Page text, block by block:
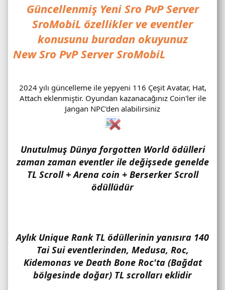
Güncellenmiş Yeni Sro PvP Server
SroMobiL özellikler ve eventler
konusunu buradanokuyunuz
New Sro PvP Server SroMobiL
2024 yılı güncelleme ile yepyeni 116 Çeşit Avatar, Hat,
Attach eklenmiştir. Oyundan kazanacağınız Coin'ler ile
Jangan NPC'den alabilirsiniz
Unutulmuş Dünya forgotten World ödülleri
zaman zaman eventler ile değişsede genelde
TL Scroll + Arena coin + Berserker Scroll
ödüllüdür
Aylık Unique Rank TL ödüllerinin yanısıra 140
Tai Sui eventlerinden, Medusa, Roc,
Kidemonas ve Death Bone Roc'ta (Bağdat
bölgesinde doğar) TL scrolları eklidir